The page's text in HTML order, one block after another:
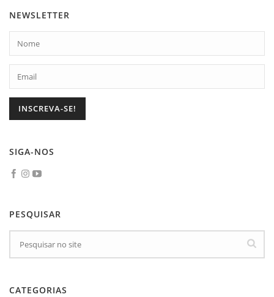
NEWSLETTER
SIGA-NOS
PESQUISAR
CATEGORIAS